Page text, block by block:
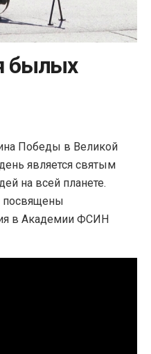
былых
Победы в Великой
является святым
на всей планете.
в Академии ФСИН